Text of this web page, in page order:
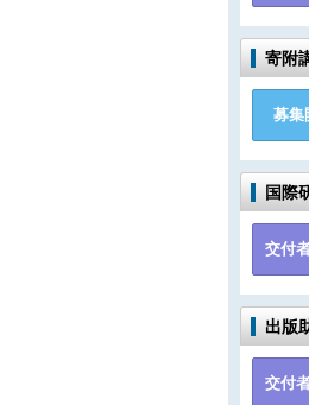
寄附
募集
国際
交付
出版
交付